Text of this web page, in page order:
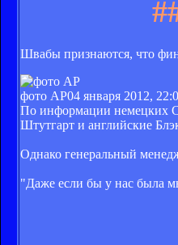
Швабы признаются, что
фото АР04 января 2012,
По информации немецких
Штутгарт и английские
Однако генеральный
"Даже если бы у нас была